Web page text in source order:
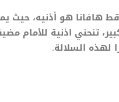
هافانا هو أذنيه، حيث
تنحني اذنية للأمام
لهذه السلالة.